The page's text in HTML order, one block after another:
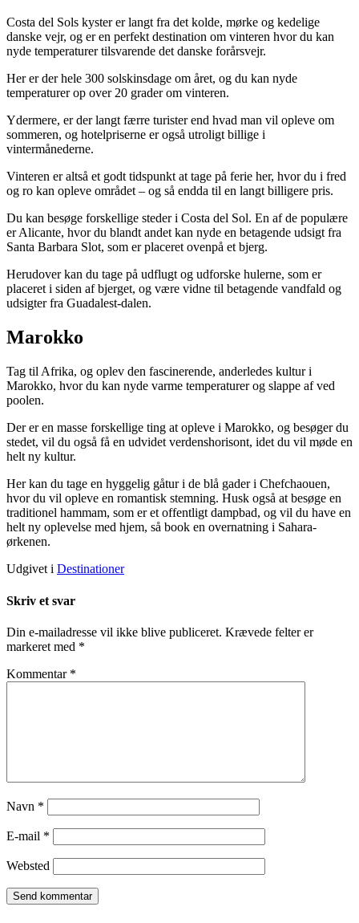
Costa del Sols kyster er langt fra det kolde, mørke og kedelige
danske vejr, og er en perfekt destination om vinteren hvor du kan
nyde temperaturer tilsvarende det danske forårsvejr.
Her er der hele 300 solskinsdage om året, og du kan nyde
temperaturer op over 20 grader om vinteren.
Ydermere, er der langt færre turister end hvad man vil opleve om
sommeren, og hotelpriserne er også utroligt billige i
vintermånederne.
Vinteren er altså et godt tidspunkt at tage på ferie her, hvor du i fred
og ro kan opleve området – og så endda til en langt billigere pris.
Du kan besøge forskellige steder i Costa del Sol. En af de populære
er Alicante, hvor du blandt andet kan nyde en betagende udsigt fra
Santa Barbara Slot, som er placeret ovenpå et bjerg.
Herudover kan du tage på udflugt og udforske hulerne, som er
placeret i siden af bjerget, og være vidne til betagende vandfald og
udsigter fra Guadalest-dalen.
Marokko
Tag til Afrika, og oplev den fascinerende, anderledes kultur i
Marokko, hvor du kan nyde varme temperaturer og slappe af ved
poolen.
Der er en masse forskellige ting at opleve i Marokko, og besøger du
stedet, vil du også få en udvidet verdenshorisont, idet du vil møde en
helt ny kultur.
Her kan du tage en hyggelig gåtur i de blå gader i Chefchaouen,
hvor du vil opleve en romantisk stemning. Husk også at besøge en
traditionel hammam, som er et offentligt dampbad, og vil du have en
helt ny oplevelse med hjem, så book en overnatning i Sahara-
ørkenen.
Udgivet i Destinationer
Skriv et svar
Din e-mailadresse vil ikke blive publiceret. Krævede felter er
markeret med *
Kommentar *
Navn *
E-mail *
Websted